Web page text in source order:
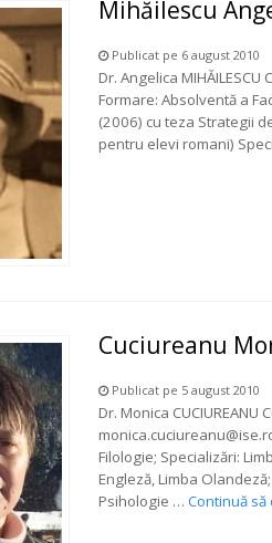
Mihăilescu
Publicat pe 6 august 2010
Dr. Angelica
Formare: Absolventă a
(2006) cu teza Strategii
pentru elevi romani)
Cuciureanu
Publicat pe 5 august 2010
Dr. Monica CUCIUREANU
Filologie; Specializări:
Engleză, Limba
Psihologie … Continuă să